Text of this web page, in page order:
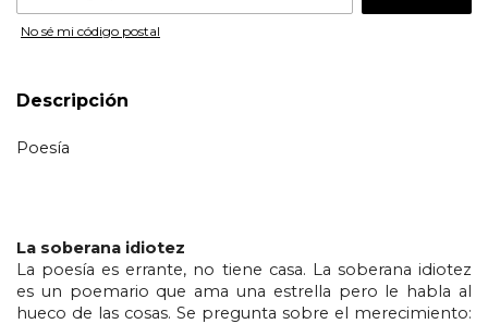
No sé mi código postal
Descripción
Poesía
La soberana idiotez
La poesía es errante, no tiene casa. La soberana idiotez
es un poemario que ama una estrella pero le habla al
hueco de las cosas. Se pregunta sobre el merecimiento: